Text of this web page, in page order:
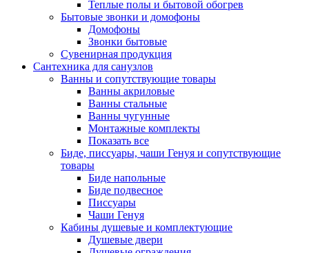
Теплые полы и бытовой обогрев
Бытовые звонки и домофоны
Домофоны
Звонки бытовые
Сувенирная продукция
Сантехника для санузлов
Ванны и сопутствующие товары
Ванны акриловые
Ванны стальные
Ванны чугунные
Монтажные комплекты
Показать все
Биде, писсуары, чаши Генуя и сопутствующие
товары
Биде напольные
Биде подвесное
Писсуары
Чаши Генуя
Кабины душевые и комплектующие
Душевые двери